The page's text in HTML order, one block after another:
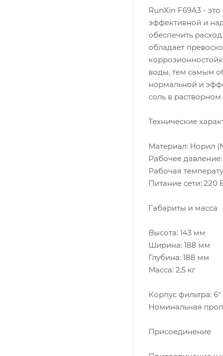
RunXin F69А3 -
эффективной и
обеспечить
обладает
воды, тем самым
нормальной и
соль в растворном
Технические
Материал: Норил
Рабочее давление:
Рабочая
Питание сети: 220
Габариты и масса
Высота: 143 мм
Ширина: 188 мм
Глубина: 188 мм
Масса: 2,5 кг
Корпус фильтра: 6"
Номинальная
Присоединение